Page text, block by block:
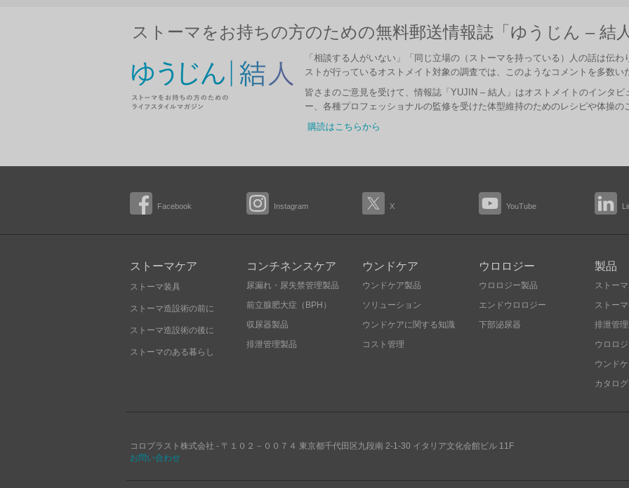
ストーマをお持ちの方のための無料郵送情報誌「ゆうじん – 結人
「相談する人がいない」「同じ立場の（ストーマを持っている）人の話は伝
ストが行っているオストメイト対象の調査では、このようなコメントを多数い
皆さまのご意見を受けて、情報誌「YUJIN – 結人」はオストメイトのインタ
ー、各種プロフェッショナルの監修を受けた体型維持のためのレシピや体操の
購読はこちらから
Facebook Instagram X YouTube
ストーマケア
ストーマ装具
ストーマ造設術の前に
ストーマ造設術の後に
ストーマのある暮らし
コンチネンスケア
尿漏れ・尿失禁管理製品
前立腺肥大症（BPH）
収尿器製品
排泄管理製品
ウンドケア
ウンドケア製品
ソリューション
ウンドケアに関する知識
コスト管理
ウロロジー
ウロロジー製品
エンドウロロジー
下部泌尿器
製品
ストー
ストー
排泄管
ウロロ
ウンド
カタログ
コロプラスト株式会社 - 〒１０２－００７４ 東京都千代田区九段南 2-1-30 イタリア文化会館ビル 11F
お問い合わせ